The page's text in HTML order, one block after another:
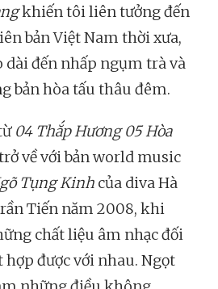
khiến tôi liên tưởng đến
bản Việt Nam thời xưa,
dài đến nhấp ngụm trà và
bản hòa tấu thâu đêm.
04 Thắp Hương 05 Hòa
về với bản world music
Tụng Kinh của diva Hà
Tiến năm 2008, khi
chất liệu âm nhạc đối
được với nhau. Ngọt